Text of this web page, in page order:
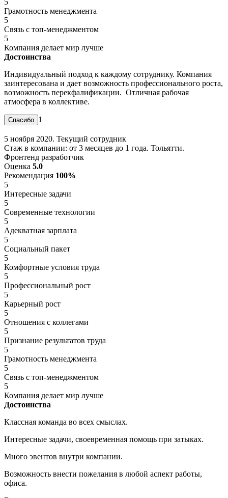
Грамотность менеджмента
5
Связь с топ-менеджментом
5
Компания делает мир лучше
Достоинства
Индивидуальный подход к каждому сотруднику. Компания
заинтересована и дает возможность профессионального роста,
возможность перекфалификации. Отличная рабочая
атмосфера в коллективе.
1
5 ноября 2020. Текущий сотрудник
Стаж в компании: от 3 месяцев до 1 года. Тольятти.
Фронтенд разработчик
Оценка 5.0
Рекомендация 100%
5
Интересные задачи
5
Современные технологии
5
Адекватная зарплата
5
Социальный пакет
5
Комфортные условия труда
5
Профессиональный рост
5
Карьерный рост
5
Отношения с коллегами
5
Признание результатов труда
5
Грамотность менеджмента
5
Связь с топ-менеджментом
5
Компания делает мир лучше
Достоинства
Классная команда во всех смыслах.
Интересные задачи, своевременная помощь при затыках.
Много эвентов внутри компании.
Возможность внести пожелания в любой аспект работы,
офиса.